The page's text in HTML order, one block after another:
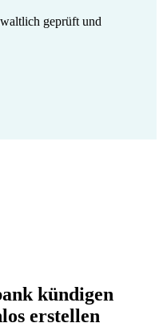
geprüft und
kündigen
erstellen